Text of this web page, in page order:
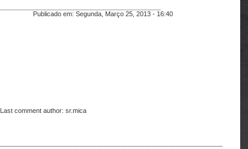
Publicado em: Segunda, Março 25, 2013 - 16:40
Last comment author: sr.mica